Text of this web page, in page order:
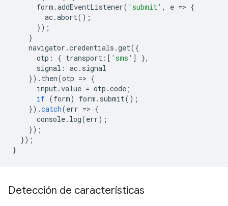
form .addEventListener( 'submit' , e => {
ac.abort();
});
}
navigator .credentials .get({
otp : { transport : [ 'sms' ]
},
signal : ac. signal
}). then(otp => {
input.value = otp .code ;
if (form) form . submit();
}).catch(err => {
console. log(err);
});
});
}
Detección de características